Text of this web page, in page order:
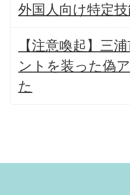
外国人向け特定
【注意喚起】三
ントを装った偽
た